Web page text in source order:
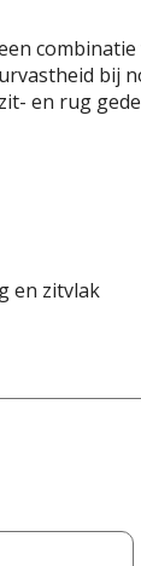
bij
en rug
en zitvlak